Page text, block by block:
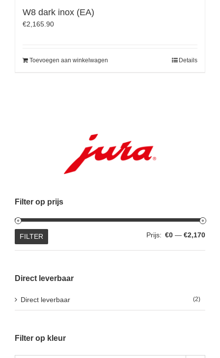
W8 dark inox (EA)
€2,165.90
Toevoegen aan winkelwagen Details
Filter op prijs
Min.
Max.
FILTER Prijs: €0 — €2,170
Direct leverbaar
Direct leverbaar (2)
Filter op kleur